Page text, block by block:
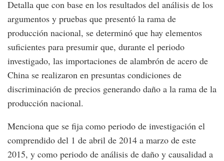
Detalla que con base en los resultados del análisis de los
argumentos y pruebas que presentó la rama de
producción nacional, se determinó que hay elementos
suficientes para presumir que, durante el periodo
investigado, las importaciones de alambrón de acero de
China se realizaron en presuntas condiciones de
discriminación de precios generando daño a la rama de la
producción nacional.
Menciona que se fija como periodo de investigación el
comprendido del 1 de abril de 2014 a marzo de este
2015, y como periodo de análisis de daño y causalidad a